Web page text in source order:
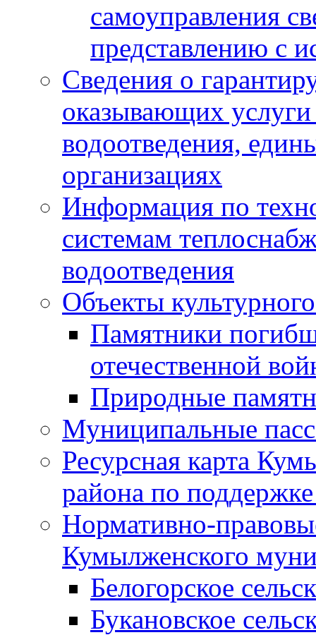
самоуправления
представлению с
Сведения о
оказывающих
водоотведения,
организациях
Информация по
системам
водоотведения
Объекты
Памятники
отечественной
Природные
Муниципальные
Ресурсная карта
района по
Нормативно-
Кумылженского
Белогорское
Букановское